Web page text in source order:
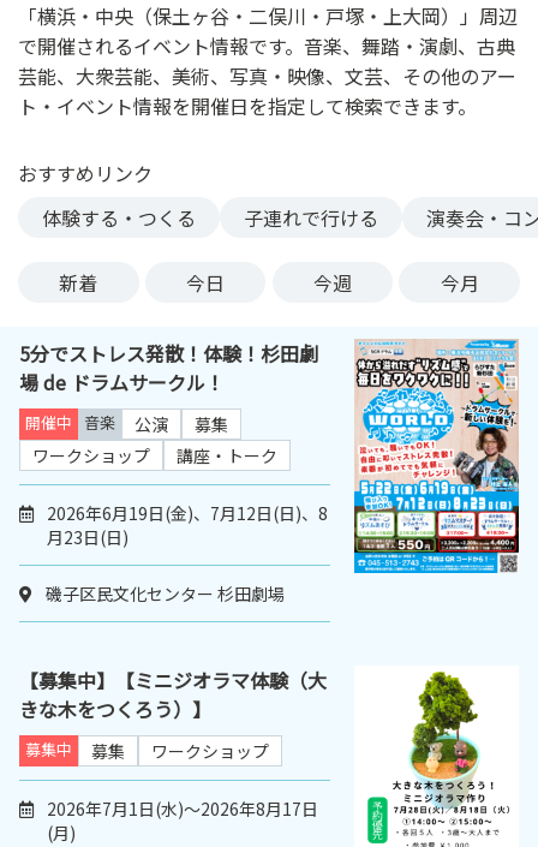
ス
「横浜・中央（保土ヶ谷・二俣川・戸塚・上大岡）」周辺
で開催されるイベント情報です。音楽、舞踏・演劇、古典
芸能、大衆芸能、美術、写真・映像、文芸、その他のアー
ト・イベント情報を開催日を指定して検索できます。
おすすめリンク
体験する・つくる
子連れで行ける 演奏会・コ
新着 今日 今週 今月
5分でストレス発散！体験！杉田劇
場 de ドラムサークル！
開催中 音楽 公演
募集
ワークショップ
講座・トーク
2026年6月19日(金)、7月12日(日)、8
月23日(日)
磯子区民文化センター 杉田劇場
【募集中】【ミニジオラマ体験（大
きな木をつくろう）】
募集中 募集 ワークショップ
2026年7月1日(水)～2026年8月17日
(月)